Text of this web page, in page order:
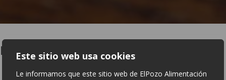
Este sitio web usa cookies
Le informamos que este sitio web de ElPozo Alimentación
HÄUFIG GESTELLTE FRAGEN